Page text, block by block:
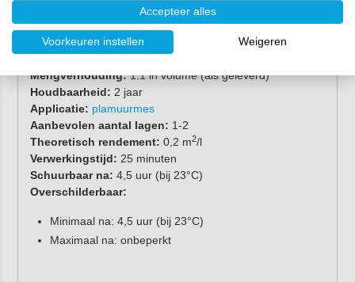
Kleur:lichtblauw
Dichtheid:1,14
Volume % vaste stof:100%
Mengverhouding:1:1 in volume (als geleverd)
Houdbaarheid: 2 jaar
Applicatie: plamuurmes
Aanbevolen aantal lagen: 1-2
Theoretisch rendement: 0,2 m2/l
Verwerkingstijd: 25 minuten
Schuurbaar na: 4,5 uur (bij 23°C)
Overschilderbaar:
Minimaal na: 4,5 uur (bij 23°C)
Maximaal na: onbeperkt
Accepteer alles
Voorkeuren instellen Weigeren